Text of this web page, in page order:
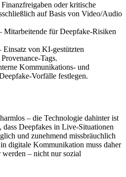
Finanzfreigaben oder kritische
auf Basis von Video/Audio
Mitarbeitende für Deepfake-Risiken
Einsatz von KI-gestützten
Tags.
Kommunikations- und
Vorfälle festlegen.
– die Technologie dahinter ist
Deepfakes in Live-Situationen
und zunehmend missbräuchlich
digitale Kommunikation muss daher
– nicht nur sozial